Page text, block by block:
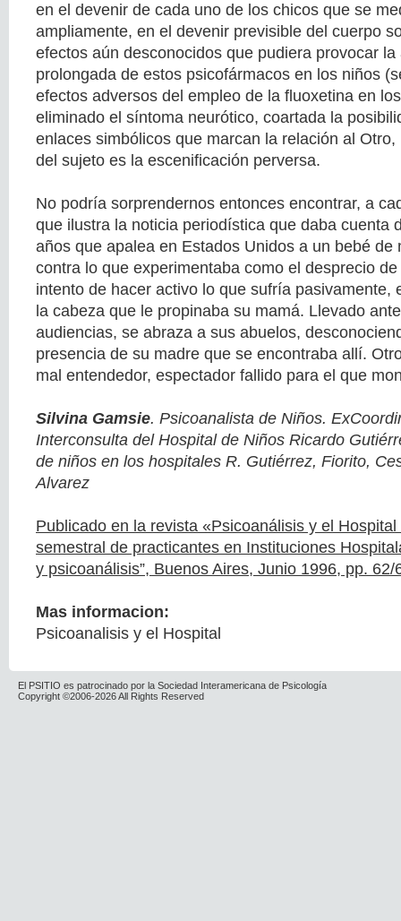
en el devenir de cada uno de los chicos que se
ampliamente, en el devenir previsible del cuerpo
efectos aún desconocidos que pudiera provocar
prolongada de estos psicofármacos en los niños
efectos adversos del empleo de la fluoxetina en
eliminado el síntoma neurótico, coartada la
enlaces simbólicos que marcan la relación al
del sujeto es la escenificación perversa.
No podría sorprendernos entonces encontrar, a
que ilustra la noticia periodística que daba cuenta
años que apalea en Estados Unidos a un bebé de
contra lo que experimentaba como el desprecio
intento de hacer activo lo que sufría pasivamente,
la cabeza que le propinaba su mamá. Llevado
audiencias, se abraza a sus abuelos,
presencia de su madre que se encontraba allí.
mal entendedor, espectador fallido para el que
Silvina Gamsie. Psicoanalista de Niños.
Interconsulta del Hospital de Niños Ricardo
de niños en los hospitales R. Gutiérrez, Fiorito,
Alvarez
Publicado en la revista «Psicoanálisis y el
semestral de practicantes en Instituciones
y psicoanálisis”, Buenos Aires, Junio 1996, pp. 62/
Mas informacion:
Psicoanalisis y el Hospital
El PSITIO es patrocinado por la Sociedad Interamericana de Psicología
Copyright ©2006-2026 All Rights Reserved